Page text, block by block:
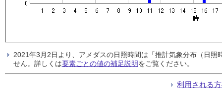
2021年3月2日より、アメダスの日照時間は「推計気象分布（日
せん。詳しくは要素ごとの値の補足説明をご覧ください。
利用される